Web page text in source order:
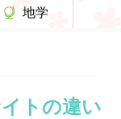
地学
トの違い